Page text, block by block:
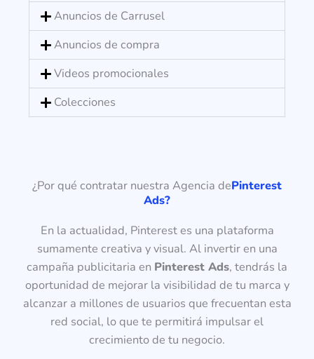
Anuncios de Carrusel
Anuncios de compra
Videos promocionales
Colecciones
¿Por qué contratar nuestra Agencia dePinterest
Ads?
En la actualidad, Pinterest es una plataforma
sumamente creativa y visual. Al invertir en una
campaña publicitaria en Pinterest Ads, tendrás la
oportunidad de mejorar la visibilidad de tu marca y
alcanzar a millones de usuarios que frecuentan esta
red social, lo que te permitirá impulsar el
crecimiento de tu negocio.